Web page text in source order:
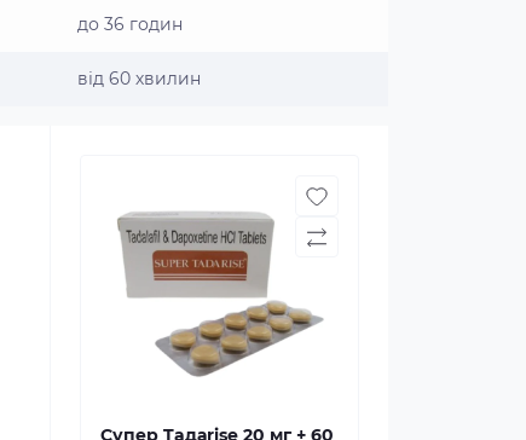
до 36 годин
від 60 хвилин
Супер Taдаrise 20 мг + 60